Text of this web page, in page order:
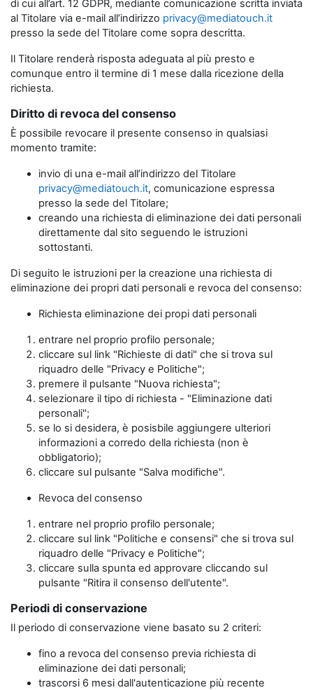
di cui all’art. 12 GDPR, mediante comunicazione scritta inviata
al Titolare via e-mail all’indirizzo privacy@mediatouch.it
presso la sede del Titolare come sopra descritta.
Il Titolare renderà risposta adeguata al più presto e
comunque entro il termine di 1 mese dalla ricezione della
richiesta.
Diritto di revoca del consenso
È possibile revocare il presente consenso in qualsiasi
momento tramite:
invio di una e-mail all’indirizzo del Titolare
privacy@mediatouch.it, comunicazione espressa
presso la sede del Titolare;
creando una richiesta di eliminazione dei dati personali
direttamente dal sito seguendo le istruzioni
sottostanti.
Di seguito le istruzioni per la creazione una richiesta di
eliminazione dei propri dati personali e revoca del consenso:
Richiesta eliminazione dei propi dati personali
entrare nel proprio profilo personale;
cliccare sul link "Richieste di dati" che si trova sul
riquadro delle "Privacy e Politiche";
premere il pulsante "Nuova richiesta";
selezionare il tipo di richiesta - "Eliminazione dati
personali";
se lo si desidera, è posisbile aggiungere ulteriori
informazioni a corredo della richiesta (non è
obbligatorio);
cliccare sul pulsante "Salva modifiche".
Revoca del consenso
entrare nel proprio profilo personale;
cliccare sul link "Politiche e consensi" che si trova sul
riquadro delle "Privacy e Politiche";
cliccare sulla spunta ed approvare cliccando sul
pulsante "Ritira il consenso dell'utente".
Periodi di conservazione
Il periodo di conservazione viene basato su 2 criteri:
fino a revoca del consenso previa richiesta di
eliminazione dei dati personali;
trascorsi 6 mesi dall'autenticazione più recente